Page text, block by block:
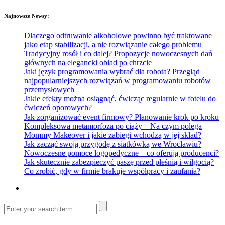
Najnowsze Newsy:
Dlaczego odtruwanie alkoholowe powinno być traktowane
jako etap stabilizacji, a nie rozwiązanie całego problemu
Tradycyjny rosół i co dalej? Propozycje nowoczesnych dań
głównych na elegancki obiad po chrzcie
Jaki język programowania wybrać dla robota? Przegląd
najpopularniejszych rozwiązań w programowaniu robotów
przemysłowych
Jakie efekty można osiągnąć, ćwicząc regularnie w fotelu do
ćwiczeń oporowych?
Jak zorganizować event firmowy? Planowanie krok po kroku
Kompleksowa metamorfoza po ciąży – Na czym polega
Mommy Makeover i jakie zabiegi wchodzą w jej skład?
Jak zacząć swoją przygodę z siatkówką we Wrocławiu?
Nowoczesne pomoce logopedyczne – co oferują producenci?
Jak skutecznie zabezpieczyć paszę przed pleśnią i wilgocią?
Co zrobić, gdy w firmie brakuje współpracy i zaufania?